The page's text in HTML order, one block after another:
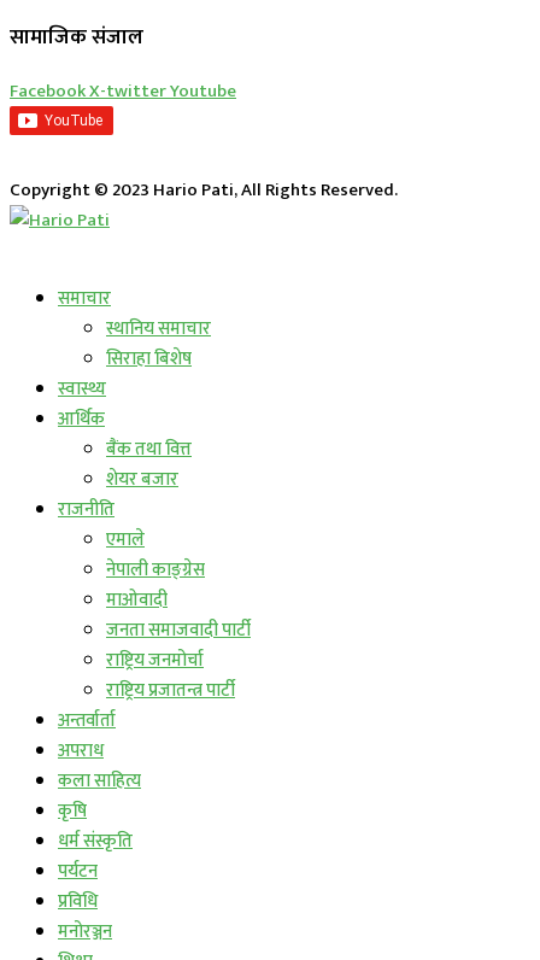
सामाजिक संजाल
FacebookX-twitterYoutube
Copyright © 2023 Hario Pati, All Rights Reserved.
समाचार
स्थानिय समाचार
सिराहा बिशेष
स्वास्थ्य
आर्थिक
बैंक तथा वित्त
शेयर बजार
राजनीति
एमाले
नेपाली काङ्ग्रेस
माओवादी
जनता समाजवादी पार्टी
राष्ट्रिय जनमोर्चा
राष्ट्रिय प्रजातन्त्र पार्टी
अन्तर्वार्ता
अपराध
कला साहित्य
कृषि
धर्म संस्कृति
पर्यटन
प्रविधि
मनोरञ्जन